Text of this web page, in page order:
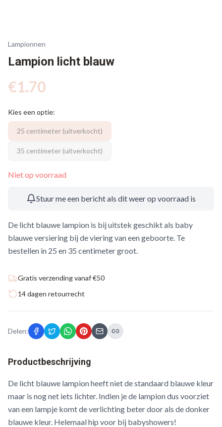
Lampionnen
Lampion licht blauw
€1.70
Kies een optie:
25 centimeter (uitverkocht)
35 centimeter (uitverkocht)
Niet op voorraad
Stuur me een bericht als dit weer op voorraad is
De licht blauwe lampion is bij uitstek geschikt als baby
blauwe versiering bij de viering van een geboorte. Te
bestellen in 25 en 35 centimeter groot.
Gratis verzending vanaf €50
14 dagen retourrecht
Delen:
Productbeschrijving
De licht blauwe lampion heeft niet de standaard blauwe kleur
maar is nog net iets lichter. Indien je de lampion dus voorziet
van een lampje komt de verlichting beter door als de donker
blauwe kleur. Helemaal hip voor bij babyshowers!